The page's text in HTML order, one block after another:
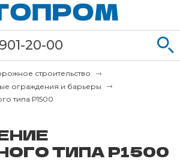
20-00
строительство
ограждения и барьеры
типа Р1500
ТИПА Р1500